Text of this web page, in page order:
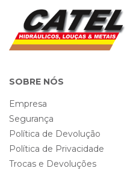
SOBRE NÓS
Empresa
Segurança
Política de Devolução
Política de Privacidade
Trocas e Devoluções